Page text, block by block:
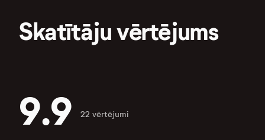
Skatītāju vērtējums
9.9 22 vērtējumi